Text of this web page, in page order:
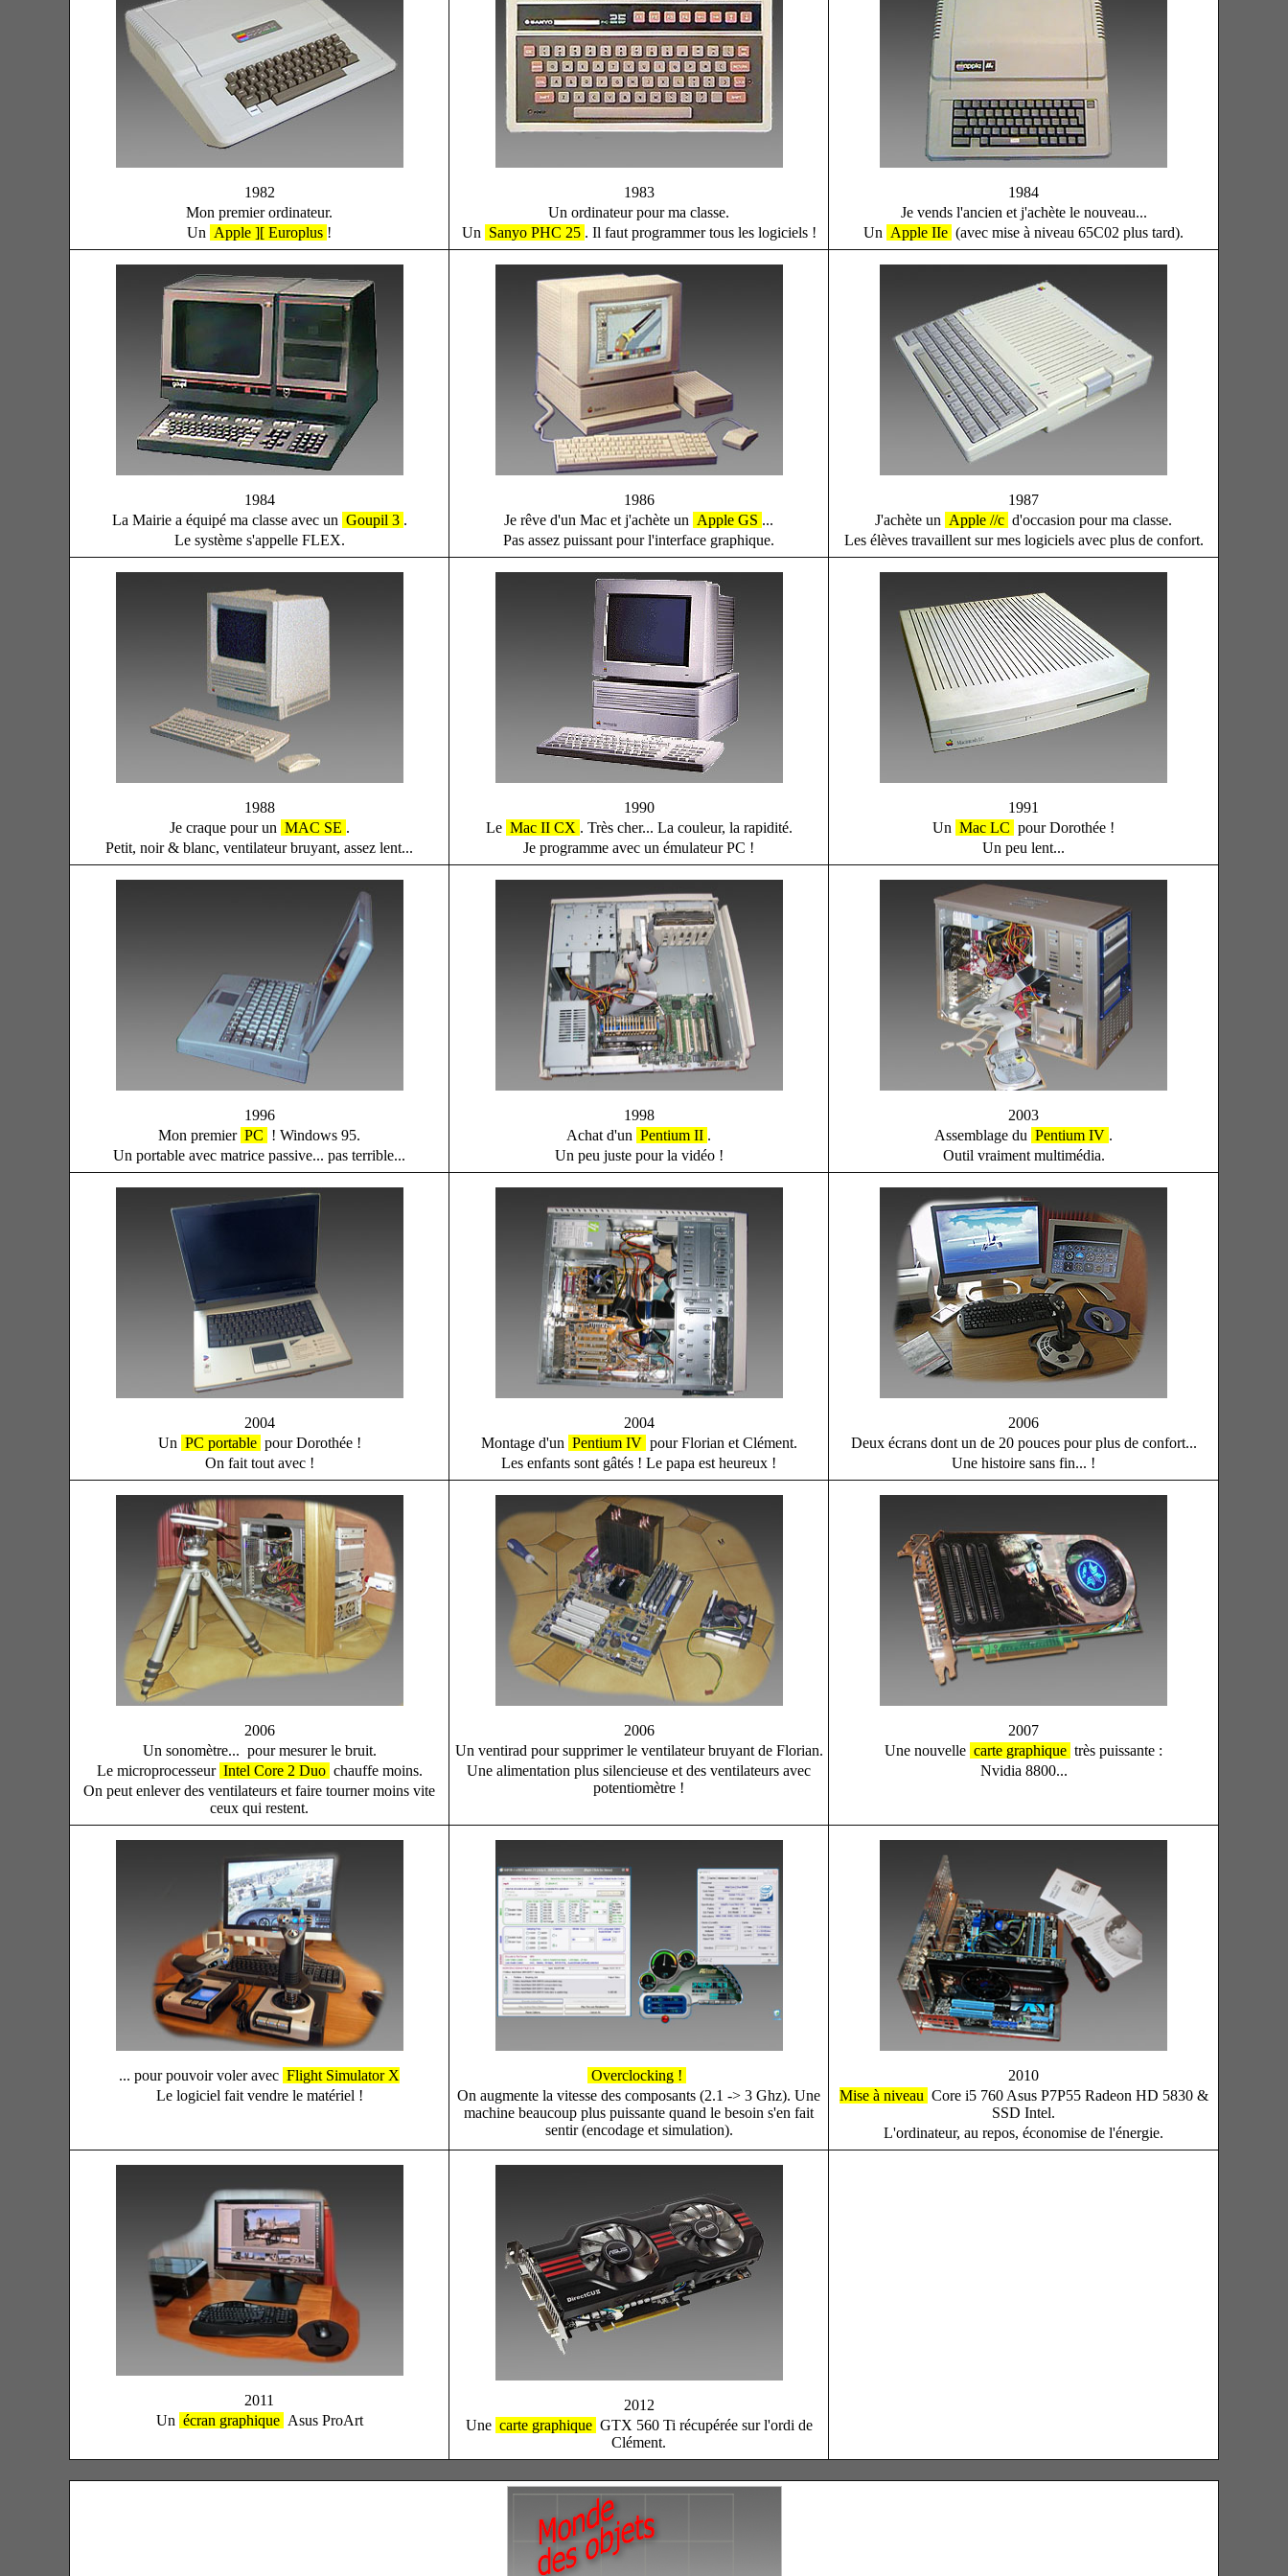
1982
Mon premier ordinateur.
Un Apple ][ Europlus !
1983
Un ordinateur pour ma classe.
Un Sanyo PHC 25 . Il faut programmer tous les logiciels !
1984
Je vends l'ancien et j'achète le nouveau...
Un Apple IIe (avec mise à niveau 65C02 plus tard).
1984
La Mairie a équipé ma classe avec un Goupil 3 .
Le système s'appelle FLEX.
1986
Je rêve d'un Mac et j'achète un Apple GS ...
Pas assez puissant pour l'interface graphique.
1987
J'achète un Apple //c d'occasion pour ma classe.
Les élèves travaillent sur mes logiciels avec plus de confort.
1988
Je craque pour un MAC SE .
Petit, noir & blanc, ventilateur bruyant, assez lent...
1990
Le Mac II CX . Très cher... La couleur, la rapidité.
Je programme avec un émulateur PC !
1991
Un Mac LC pour Dorothée !
Un peu lent...
1996
Mon premier PC ! Windows 95.
Un portable avec matrice passive... pas terrible...
1998
Achat d'un Pentium II .
Un peu juste pour la vidéo !
2003
Assemblage du Pentium IV .
Outil vraiment multimédia.
2004
Un PC portable pour Dorothée !
On fait tout avec !
2004
Montage d'un Pentium IV pour Florian et Clément.
Les enfants sont gâtés ! Le papa est heureux !
2006
Deux écrans dont un de 20 pouces pour plus de confort...
Une histoire sans fin... !
2006
Un sonomètre... pour mesurer le bruit.
Le microprocesseur Intel Core 2 Duo chauffe moins.
On peut enlever des ventilateurs et faire tourner moins vite
ceux qui restent.
2006
Un ventirad pour supprimer le ventilateur bruyant de Florian.
Une alimentation plus silencieuse et des ventilateurs avec
potentiomètre !
2007
Une nouvelle carte graphique très puissante :
Nvidia 8800...
... pour pouvoir voler avec Flight Simulator X
Le logiciel fait vendre le matériel !
Overclocking !
On augmente la vitesse des composants (2.1 -> 3 Ghz). Une
machine beaucoup plus puissante quand le besoin s'en fait
sentir (encodage et simulation).
2010
Mise à niveau Core i5 760 Asus P7P55 Radeon HD 5830 &
SSD Intel.
L'ordinateur, au repos, économise de l'énergie.
2011
Un écran graphique Asus ProArt
2012
Une cartegraphique GTX 560 Ti récupérée sur l'ordi de
Clément.